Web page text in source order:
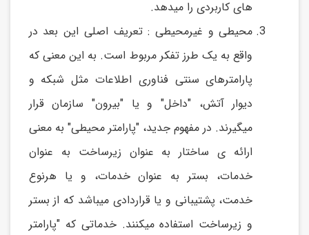
های کاربردی را میدهد.
محیطی و غیرمحیطی : تعریف اصلی این بعد در
واقع به یک طرز تفکر مربوط است. به این معنی که
پارامترهای سنتی فناوری اطلاعات مثل شبکه و
دیوار آتش، "داخل" و یا "بیرون" سازمان قرار
میگیرند. در مفهوم جدید، "پارامتر محیطی" به معنی
ارائه ی ساختار به عنوان زیرساخت به عنوان
خدمات، بستر به عنوان خدمات، و یا هرنوع
خدمت، پشتیبانی و یا قراردادی میباشد که از بستر
و زیرساخت استفاده میکنند. خدماتی که "پارامتر